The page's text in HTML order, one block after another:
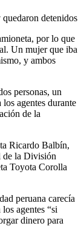
por lo que
Un mujer que iba
y ambos
personas, un
agentes durante
de la
Ricardo Balbín,
de la División
Toyota Corolla
peruana carecía
agentes “si
dinero para